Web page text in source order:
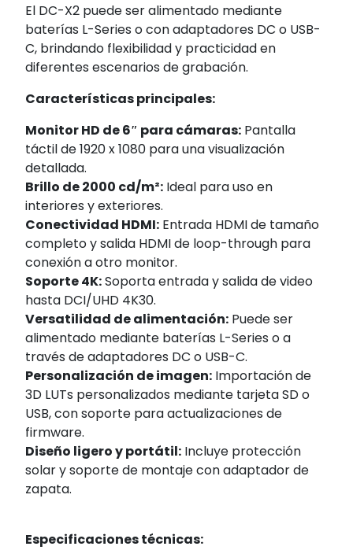
El DC-X2 puede ser alimentado mediante
baterías L-Series o con adaptadores DC o USB-
C, brindando flexibilidad y practicidad en
diferentes escenarios de grabación.
Características principales:
Monitor HD de 6″ para cámaras: Pantalla
táctil de 1920 x 1080 para una visualización
detallada.
Brillo de 2000 cd/m²: Ideal para uso en
interiores y exteriores.
Conectividad HDMI: Entrada HDMI de tamaño
completo y salida HDMI de loop-through para
conexión a otro monitor.
Soporte 4K:Soporta entrada y salida de video
hasta DCI/UHD 4K30.
Versatilidad de alimentación: Puede ser
alimentado mediante baterías L-Series o a
través de adaptadores DC o USB-C.
Personalización de imagen: Importación de
3D LUTs personalizados mediante tarjeta SD o
USB, con soporte para actualizaciones de
firmware.
Diseño ligero y portátil: Incluye protección
solar y soporte de montaje con adaptador de
zapata.
Especificaciones técnicas: